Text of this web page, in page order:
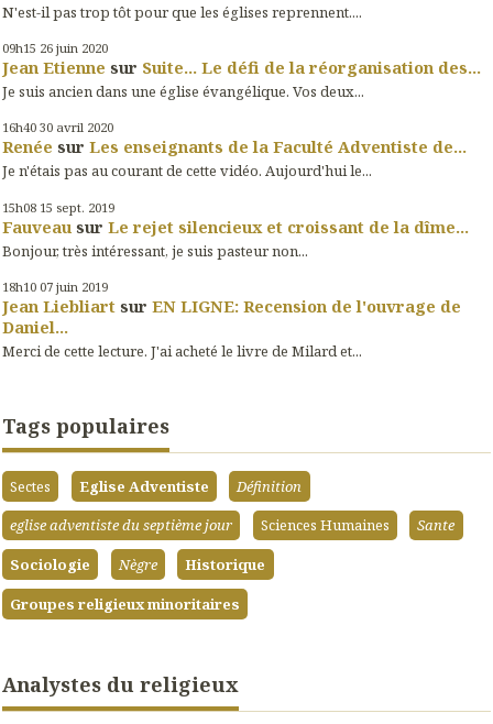
N'est-il pas trop tôt pour que les églises reprennent....
09h15 26 juin 2020
Jean Etienne sur Suite... Le défi de la réorganisation des...
Je suis ancien dans une église évangélique. Vos deux...
16h40 30 avril 2020
Renée sur Les enseignants de la Faculté Adventiste de...
Je n'étais pas au courant de cette vidéo. Aujourd'hui le...
15h08 15 sept. 2019
Fauveau sur Le rejet silencieux et croissant de la dîme...
Bonjour, très intéressant, je suis pasteur non...
18h10 07 juin 2019
Jean Liebliart sur EN LIGNE: Recension de l'ouvrage de
Daniel...
Merci de cette lecture. J'ai acheté le livre de Milard et...
Tags populaires
Sectes Eglise Adventiste
Définition
eglise adventiste du septième jour
Sciences Humaines
Sante
Sociologie
Nègre
Historique
Groupes religieux minoritaires
Analystes du religieux